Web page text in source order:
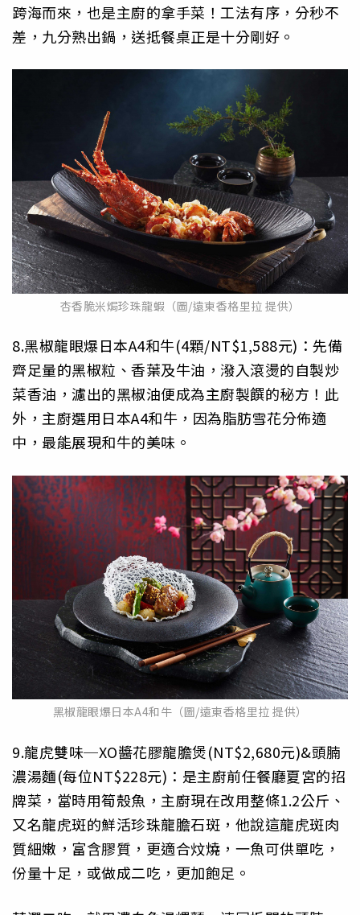
跨海而來，也是主廚的拿手菜！工法有序，分秒不
差，九分熟出鍋，送抵餐桌正是十分剛好。
杏香脆米焗珍珠龍蝦（圖/遠東香格里拉 提供）
8.黑椒龍眼爆日本A4和牛(4顆/NT$1,588元)：先備
齊足量的黑椒粒、香葉及牛油，潑入滾燙的自製炒
菜香油，濾出的黑椒油便成為主廚製饌的秘方！此
外，主廚選用日本A4和牛，因為脂肪雪花分佈適
中，最能展現和牛的美味。
黑椒龍眼爆日本A4和牛（圖/遠東香格里拉 提供）
9.龍虎雙味─XO醬花膠龍膽煲(NT$2,680元)&頭腩
濃湯麵(每位NT$228元)：是主廚前任餐廳夏宮的招
牌菜，當時用筍殼魚，主廚現在改用整條1.2公斤、
又名龍虎斑的鮮活珍珠龍膽石斑，他說這龍虎斑肉
質細嫩，富含膠質，更適合炆燒，一魚可供單吃，
份量十足，或做成二吃，更加飽足。